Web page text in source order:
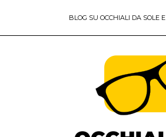
BLOG SU OCCHIALI DA SOLE